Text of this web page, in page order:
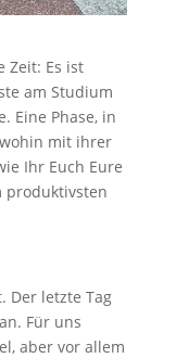
Zeit: Es ist
am Studium
Eine Phase, in
mit ihrer
Ihr Euch Eure
produktivsten
Der letzte Tag
Für uns
aber vor allem